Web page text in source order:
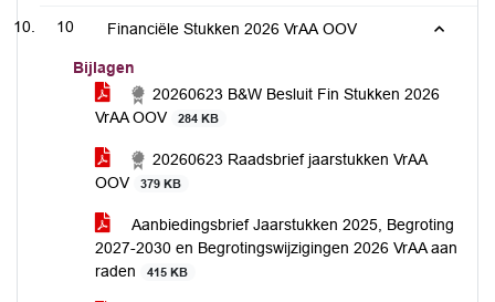
10 Financiële Stukken 2026 VrAA OOV
Bijlagen
20260623 B&W Besluit Fin Stukken 2026
VrAA OOV
284 KB
20260623 Raadsbrief jaarstukken VrAA
OOV
379 KB
Aanbiedingsbrief Jaarstukken 2025, Begroting
2027-2030 en Begrotingswijzigingen 2026 VrAA aan
raden
415 KB